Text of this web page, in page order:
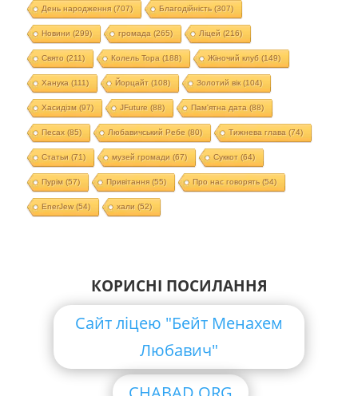
День народження(707) Благодійність (307)
Новини (299) громада (265) Ліцей (216)
Свято (211) Колель Тора (188) Жіночий клуб (149)
Ханука (111) Йорцайт (108) Золотий вік(104)
Хасидізм (97) JFuture (88) Пам'ятна дата (88)
Песах(85) Любавичський Ребе (80) Тижнева глава (74)
Статьи (71) музей громади (67) Суккот (64)
Пурім (57) Привітання(55) Про нас говорять (54)
EnerJew(54) хали (52)
КОРИСНІ ПОСИЛАННЯ
Сайт ліцею "Бейт Менахем
Любавич"